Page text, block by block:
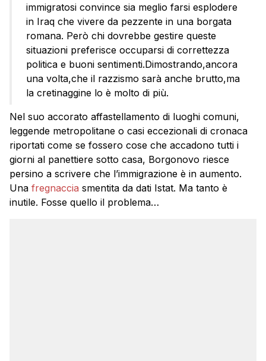
immigratosi convince sia meglio farsi esplodere
in Iraq che vivere da pezzente in una borgata
romana. Però chi dovrebbe gestire queste
situazioni preferisce occuparsi di correttezza
politica e buoni sentimenti.Dimostrando,ancora
una volta,che il razzismo sarà anche brutto,ma
la cretinaggine lo è molto di più.
Nel suo accorato affastellamento di luoghi comuni,
leggende metropolitane o casi eccezionali di cronaca
riportati come se fossero cose che accadono tutti i
giorni al panettiere sotto casa, Borgonovo riesce
persino a scrivere che l’immigrazione è in aumento.
Una fregnaccia smentita da dati Istat. Ma tanto è
inutile. Fosse quello il problema…